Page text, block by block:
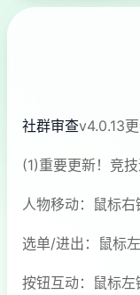
社群审查v4.0.13
(1)重要更新！竞
人物移动：鼠标右
选单/进出：鼠标
按钮互动：鼠标左